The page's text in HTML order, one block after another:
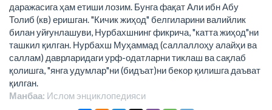
даражасига ҳам етиши лозим. Бунга фақат Али ибн Абу
Толиб (кв) еришган. "Кичик жиҳод" белгиларини валийлик
билан уйғунлашуви, Нурбахшнинг фикрича, "катта жиҳод"ни
ташкил қилган. Нурбахш Муҳаммад (саллаллоҳу алайҳи ва
саллам) даврларидаги урф-одатларни тиклаш ва сақлаб
қолишга, "янга удумлар"ни (бидъат)ни бекор қилишга даъват
қилган.
Манбаа: Ислом энциклопeдияси